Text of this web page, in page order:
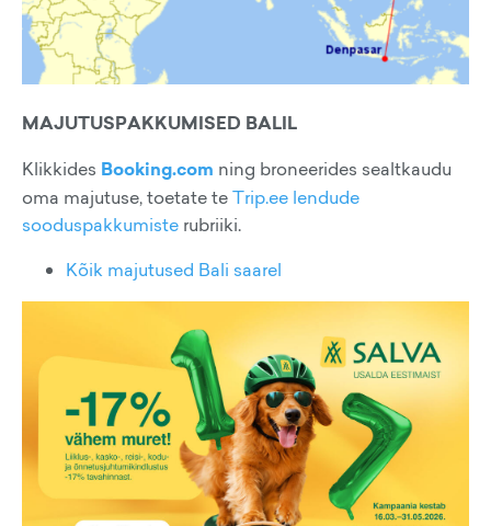
MAJUTUSPAKKUMISED BALIL
Klikkides Booking.com ning broneerides sealtkaudu
oma majutuse, toetate teTrip.ee lendude
sooduspakkumiste rubriiki.
Kõik majutused Bali saarel